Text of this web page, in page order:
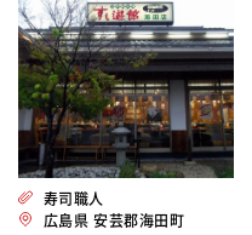
寿司職人
広島県 安芸郡海田町